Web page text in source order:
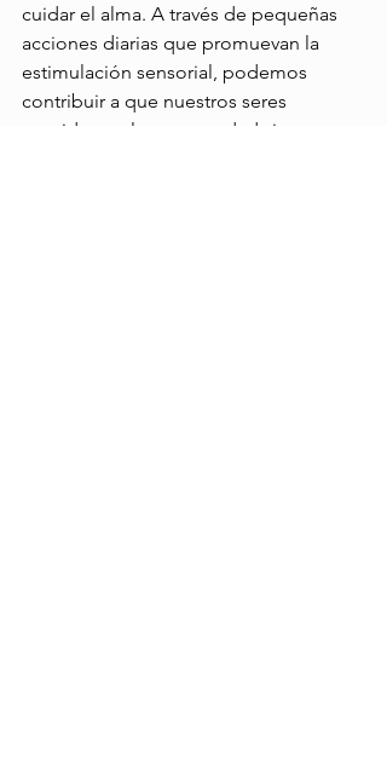
cuidar el alma. A través de pequeñas
acciones diarias que promuevan la
estimulación sensorial, podemos
contribuir a que nuestros seres
queridos en la tercera edad sigan